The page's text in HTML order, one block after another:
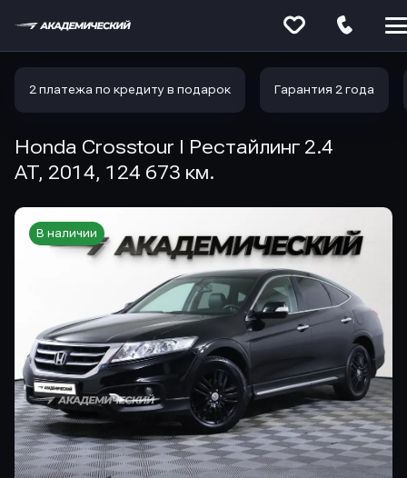
2 платежа по кредиту в подарок Гарантия 2 года
Honda Crosstour I Рестайлинг 2.4
AT, 2014, 124 673 км.
В наличии